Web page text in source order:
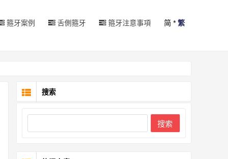
箍牙案例 舌側箍牙 箍牙注意事項 简 * 繁
搜索
搜索